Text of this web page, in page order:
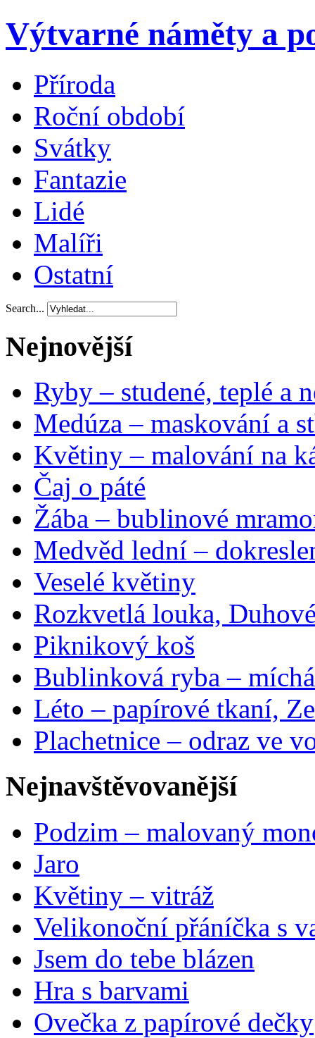
Výtvarné náměty a
Příroda
Roční období
Svátky
Fantazie
Lidé
Malíři
Ostatní
Search...
Nejnovější
Ryby – studené, teplé a
Medúza – maskování a
Květiny – malování na
Čaj o páté
Žába – bublinové
Medvěd lední –
Veselé květiny
Rozkvetlá louka,
Piknikový koš
Bublinková ryba –
Léto – papírové tkaní,
Plachetnice – odraz ve
Nejnavštěvovanější
Podzim – malovaný
Jaro
Květiny – vitráž
Velikonoční přáníčka s
Jsem do tebe blázen
Hra s barvami
Ovečka z papírové dečky